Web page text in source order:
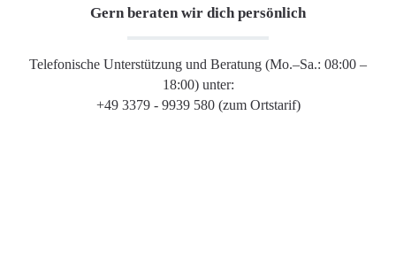
Gern beraten wir dich persönlich
Telefonische Unterstützung und Beratung (Mo.–Sa.: 08:00 –
18:00) unter:
+49 3379 - 9939 580 (zum Ortstarif)